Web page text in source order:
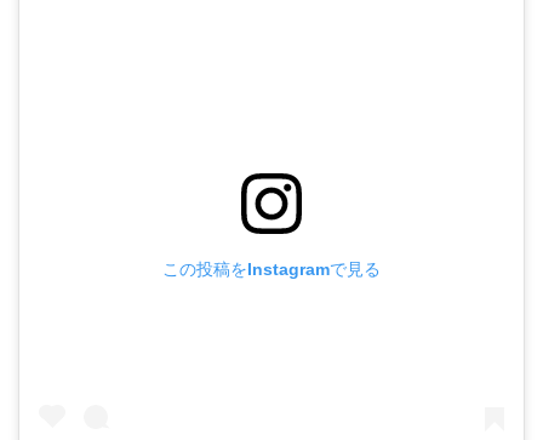
この投稿をInstagramで見る